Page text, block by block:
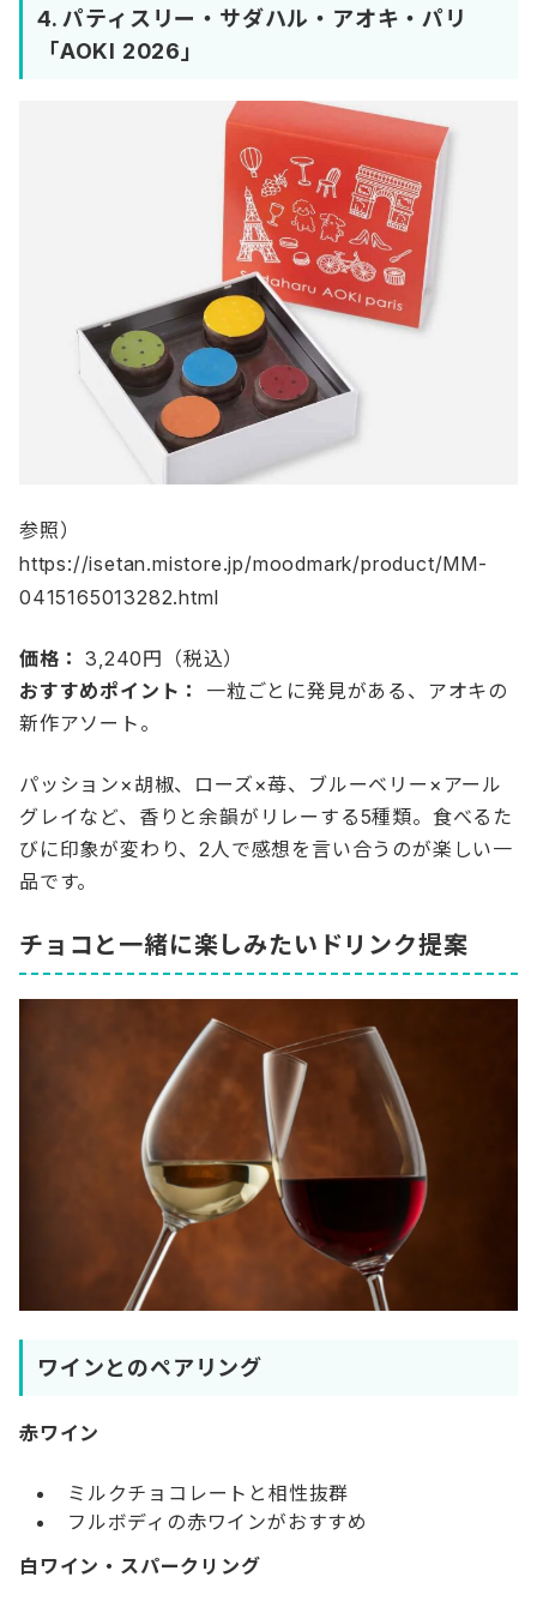
4.パティスリー・サダハル・アオキ・パリ
「AOKI 2026」
参照）
https://isetan.mistore.jp/moodmark/product/MM-
0415165013282.html
価格： 3,240円（税込）
おすすめポイント：
一粒ごとに発見がある、アオキの
新作アソート。
パッション×胡椒、ローズ×苺、ブルーベリー×アール
グレイなど、香りと余韻がリレーする5種類。食べるた
びに印象が変わり、2人で感想を言い合うのが楽しい一
品です。
チョコと一緒に楽しみたいドリンク提案
ワインとのペアリング
赤ワイン
ミルクチョコレートと相性抜群
フルボディの赤ワインがおすすめ
白ワイン・スパークリング